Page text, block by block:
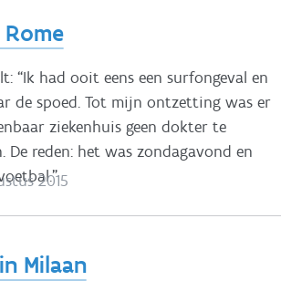
“Ik had ooit eens een surfongeval en
de spoed. Tot mijn ontzetting was er
ziekenhuis geen dokter te
De reden: het was zondagavond en
2015
Milaan